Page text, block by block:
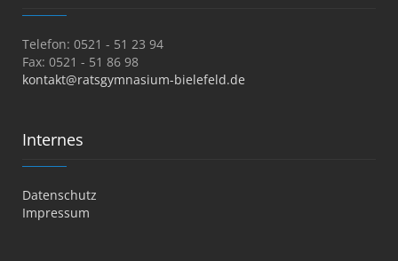
Telefon: 0521 - 51 23 94
Fax: 0521 - 51 86 98
kontakt@ratsgymnasium-bielefeld.de
Internes
Datenschutz
Impressum